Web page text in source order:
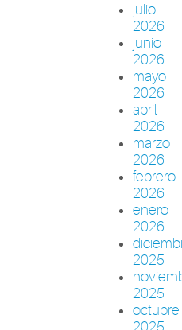
julio
2026
junio
2026
mayo
2026
abril
2026
marzo
2026
febrero
2026
enero
2026
2025
2025
octubre
2025